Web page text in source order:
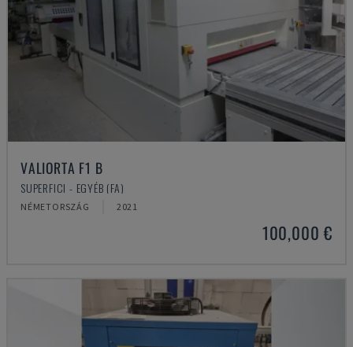
VALIORTA F1 B
SUPERFICI - EGYÉB (FA)
NÉMETORSZÁG 2021
100,000 €